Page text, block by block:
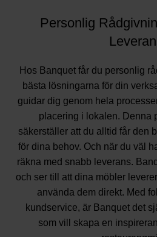
Personlig
Hos Banquet får du personlig
bästa lösningarna för din
guidar dig genom hela
placering i lokalen. Denna
säkerställer att du alltid får den
för dina behov. Och när du väl
räkna med snabb leverans.
och ser till att dina möbler
använda dem direkt. Med
kundservice, är Banquet det
som vill skapa en